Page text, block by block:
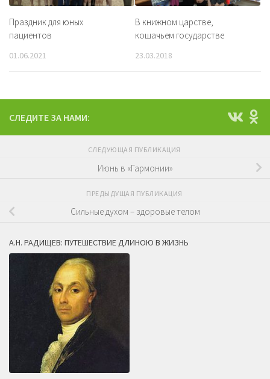
Праздник для юных
пациентов
01.06.2021
В книжном царстве,
кошачьем государстве
23.03.2018
СЛЕДИТЕ ЗА НАМИ:
СЛЕДУЮЩАЯ ПУБЛИКАЦИЯ
Июнь в «Гармонии»
ПРЕДЫДУЩАЯ ПУБЛИКАЦИЯ
Сильные духом – здоровые телом
А.Н. РАДИЩЕВ: ПУТЕШЕСТВИЕ ДЛИНОЮ В ЖИЗНЬ